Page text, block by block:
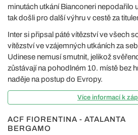
minutách utkání Bianconeri nepodařilo
tak došli pro další výhru v cestě za
Inter si připsal páté vítězství ve všech
vítězství ve vzájemných utkáních za
Udinese nemusí smutnit, jelikož
zůstávají na pohodlném 10. místě bez
naděje na postup do Evropy.
Více informací k
ACF FIORENTINA - ATALANTA
BERGAMO